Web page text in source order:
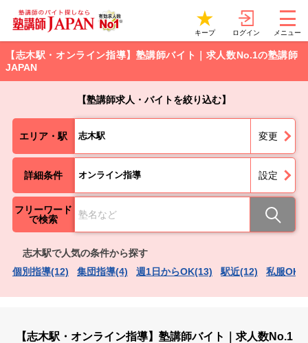
キープ ログイン メニュー
【志木駅・オンライン指導】塾講師バイト｜求人数No.1の塾講師
JAPAN
【塾講師求人・バイトを絞り込む】
エリア・駅 志木駅 変更
詳細条件 オンライン指導 設定
フリーワード
で検索
志木駅で人気の条件から探す
個別指導(12)
集団指導(4) 週1日からOK(13) 駅近(12) 私服OK
【志木駅・オンライン指導】塾講師バイト｜求人数No.1